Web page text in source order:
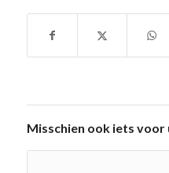
Misschien ook iets voor